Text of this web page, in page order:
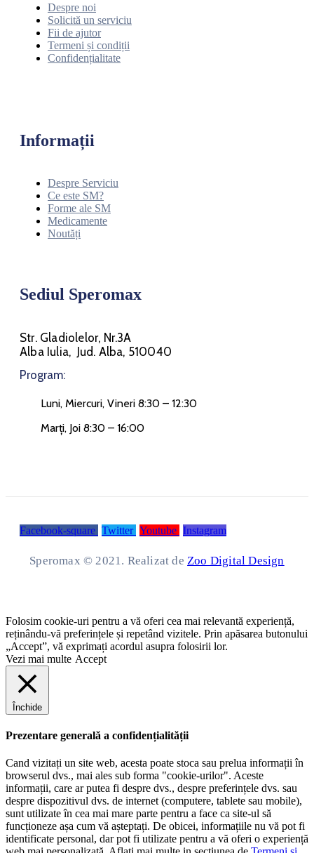
Despre noi
Solicită un serviciu
Fii de ajutor
Termeni și condiții
Confidențialitate
Informații
Despre Serviciu
Ce este SM?
Forme ale SM
Medicamente
Noutăți
Sediul Speromax
Str. Gladiolelor, Nr.3A
Alba Iulia, Jud. Alba, 510040
Program:
Luni, Miercuri, Vineri 8:30 – 12:30
Marți, Joi 8:30 – 16:00
Facebook-square Twitter Youtube Instagram
Speromax © 2021. Realizat deZoo Digital Design
Folosim cookie-uri pentru a vă oferi cea mai relevantă experiență,
reținându-vă preferințele și repetând vizitele. Prin apăsarea butonului
„Accept”, vă exprimați acordul asupra folosirii lor.
Vezi mai multe Accept
Închide
Prezentare generală a confidențialității
Cand vizitați un site web, acesta poate stoca sau prelua informații în
browserul dvs., mai ales sub forma "cookie-urilor". Aceste
informații, care ar putea fi despre dvs., despre preferințele dvs. sau
despre dispozitivul dvs. de internet (computere, tablete sau mobile),
sunt utilizate în cea mai mare parte pentru a face ca site-ul să
funcționeze așa cum vă așteptați. De obicei, informațiile nu vă pot fi
identificate personal, dar pot fi utilizate pentru a vă oferi o experiență